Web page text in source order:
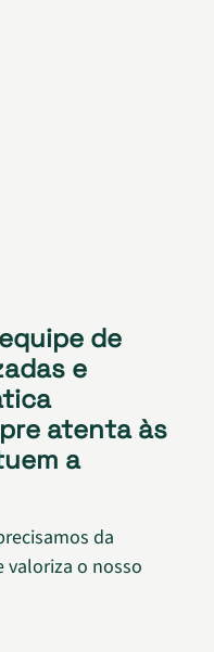
de
e
atenta às
a
da
valoriza o nosso